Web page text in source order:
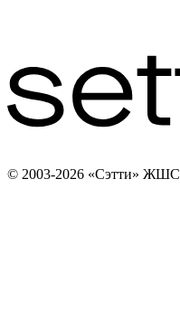
© 2003-2026 «Сэтти» ЖШС